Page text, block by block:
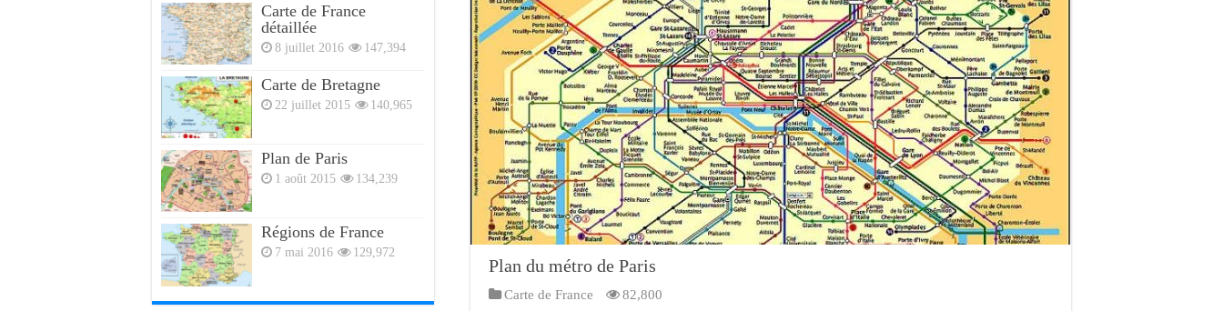
Plan du métro de Paris
Carte de France 82,800
Carte de France
détaillée
8 juillet 2016 147,394
Carte de Bretagne
22 juillet 2015 140,965
Plan de Paris
1 août 2015 134,239
Régions de France
7 mai 2016 129,972